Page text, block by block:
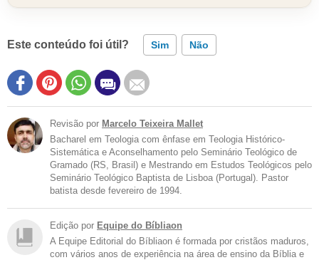
Este conteúdo foi útil? Sim Não
Revisão por Marcelo Teixeira Mallet
Bacharel em Teologia com ênfase em Teologia Histórico-
Sistemática e Aconselhamento pelo Seminário Teológico de
Gramado (RS, Brasil) e Mestrando em Estudos Teológicos pelo
Seminário Teológico Baptista de Lisboa (Portugal). Pastor
batista desde fevereiro de 1994.
Edição por Equipe do Bíbliaon
A Equipe Editorial do Bíbliaon é formada por cristãos maduros,
com vários anos de experiência na área de ensino da Bíblia e